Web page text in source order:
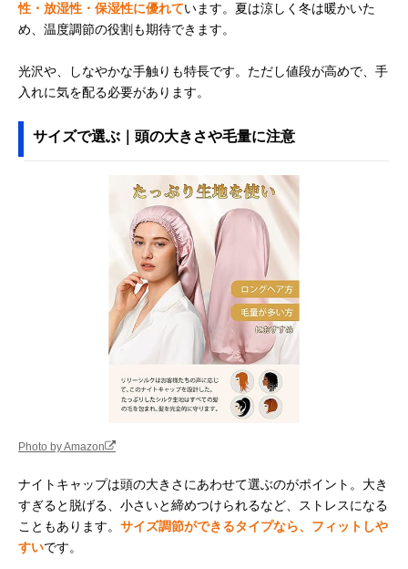
性・放湿性・保湿性に優れています。夏は涼しく冬は暖かいた
め、温度調節の役割も期待できます。
光沢や、しなやかな手触りも特長です。ただし値段が高めで、手
入れに気を配る必要があります。
サイズで選ぶ｜頭の大きさや毛量に注意
Photo by Amazon
ナイトキャップは頭の大きさにあわせて選ぶのがポイント。大き
すぎると脱げる、小さいと締めつけられるなど、ストレスになる
こともあります。 サイズ調節ができるタイプなら、フィットしや
すいです。